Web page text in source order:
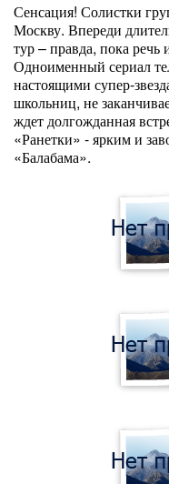
Сенсация! Солистки
Москву. Впереди
тур – правда, пока речь
Одноименный сериал
настоящими супер-
школьниц, не
ждет долгожданная
«Ранетки» - ярким и
«Балабама».